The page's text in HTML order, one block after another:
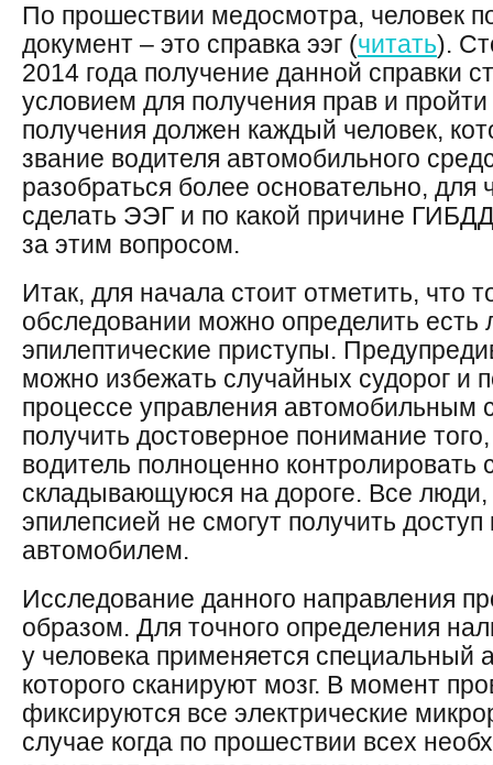
По прошествии медосмотра, человек
документ – это справка ээг (читать).
2014 года получение данной справки
условием для получения прав и
получения должен каждый человек,
звание водителя автомобильного
разобраться более основательно, для
сделать ЭЭГ и по какой причине
за этим вопросом.
Итак, для начала стоит отметить, что
обследовании можно определить есть
эпилептические приступы.
можно избежать случайных судорог и
процессе управления автомобильным
получить достоверное понимание
водитель полноценно контролировать
складывающуюся на дороге. Все
эпилепсией не смогут получить
автомобилем.
Исследование данного направления
образом. Для точного определения
у человека применяется специальный
которого сканируют мозг. В момент
фиксируются все электрические
случае когда по прошествии всех